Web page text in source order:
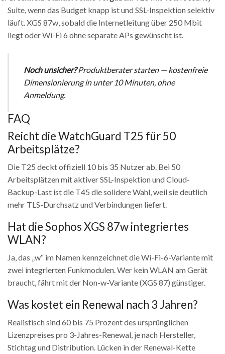
Suite, wenn das Budget knapp ist und SSL-Inspektion selektiv
läuft. XGS 87w, sobald die Internetleitung über 250 Mbit
liegt oder Wi-Fi 6 ohne separate APs gewünscht ist.
Noch unsicher?Produktberater starten— kostenfreie
Dimensionierung in unter 10 Minuten, ohne
Anmeldung.
FAQ
Reicht die WatchGuard T25 für 50
Arbeitsplätze?
Die T25 deckt offiziell 10 bis 35 Nutzer ab. Bei 50
Arbeitsplätzen mit aktiver SSL-Inspektion und Cloud-
Backup-Last ist die T45 die solidere Wahl, weil sie deutlich
mehr TLS-Durchsatz und Verbindungen liefert.
Hat die Sophos XGS 87w integriertes
WLAN?
Ja, das „w“ im Namen kennzeichnet die Wi-Fi-6-Variante mit
zwei integrierten Funkmodulen. Wer kein WLAN am Gerät
braucht, fährt mit der Non-w-Variante (XGS 87) günstiger.
Was kostet ein Renewal nach 3 Jahren?
Realistisch sind 60 bis 75 Prozent des ursprünglichen
Lizenzpreises pro 3-Jahres-Renewal, je nach Hersteller,
Stichtag und Distribution. Lücken in der Renewal-Kette